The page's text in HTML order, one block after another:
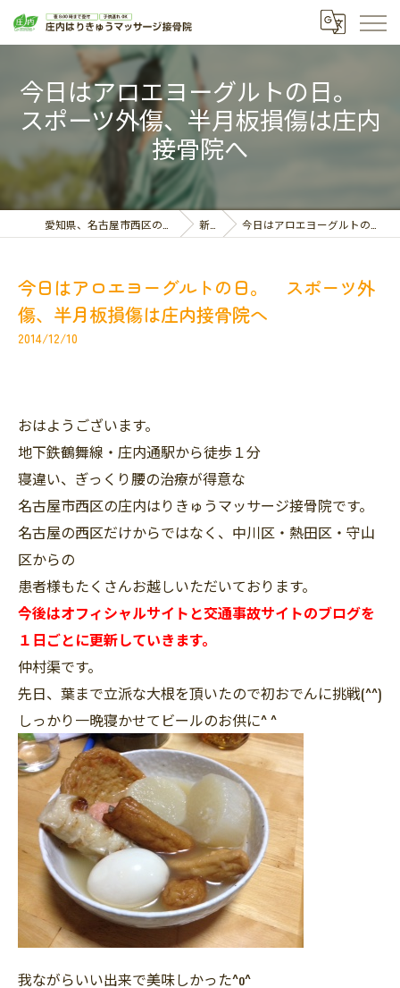
今日はアロエヨーグルトの日。
スポーツ外傷、半月板損傷は庄内
接骨院へ
新着情報 今日はアロエヨーグルトの日。 スポーツ外傷、半月板損傷は庄内接骨院へ
今日はアロエヨーグルトの日。 スポーツ外
傷、半月板損傷は庄内接骨院へ
2014/12/10
おはようございます。
地下鉄鶴舞線・庄内通駅から徒歩１分
寝違い、ぎっくり腰の治療が得意な
名古屋市西区の庄内はりきゅうマッサージ接骨院です。
名古屋の西区だけからではなく、中川区・熱田区・守山
区からの
患者様もたくさんお越しいただいております。
今後はオフィシャルサイトと交通事故サイトのブログを
１日ごとに更新していきます。
仲村渠です。
先日、葉まで立派な大根を頂いたので初おでんに挑戦(^^)
しっかり一晩寝かせてビールのお供に^ ^
我ながらいい出来で美味しかった^o^